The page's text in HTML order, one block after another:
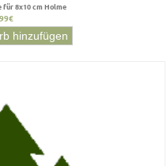
8x10 cm Holme
hinzufügen